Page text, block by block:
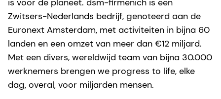
is voor de planeet. dsm-firmenich is een
Zwitsers-Nederlands bedrijf, genoteerd aan de
Euronext Amsterdam, met activiteiten in bijna 60
landen en een omzet van meer dan €12 miljard.
Met een divers, wereldwijd team van bijna 30.000
werknemers brengen we progress to life, elke
dag, overal, voor miljarden mensen.